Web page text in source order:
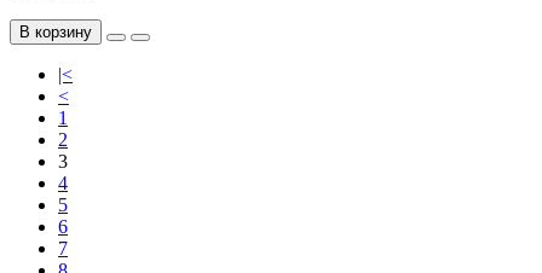
В корзину
|<
<
1
2
3
4
5
6
7